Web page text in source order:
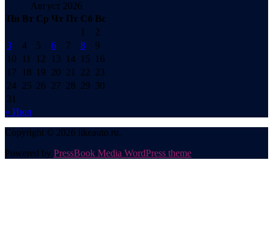
Август 2026
Пн Вт Ср Чт Пт Сб Вс
1
2
3
4 5 6 7 8
9
10
11 12 13 14 15
16
17
18 19 20 21 22 23
24 25 26 27 28 29 30
31
« Июл
Copyright © 2026 likeauto.ru.
Powered by PressBook Media WordPress theme